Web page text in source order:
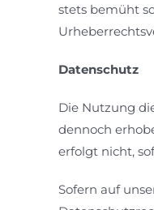
stets bemüht
Datenschutz
Die Nutzung
dennoch
erfolgt nicht,
Sofern auf